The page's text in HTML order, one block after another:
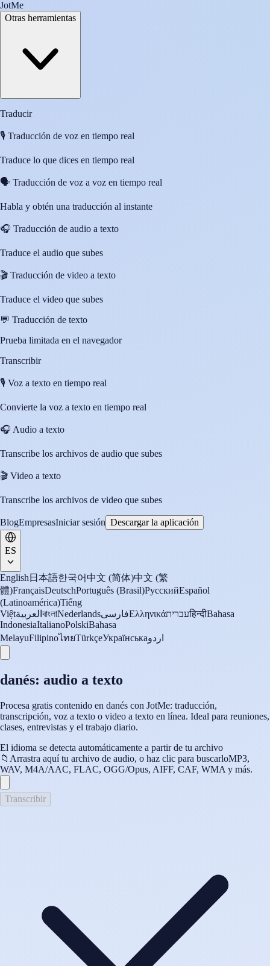
JotMe
Otras herramientas
Traducir
🎙️ Traducción de voz en tiempo real
Traduce lo que dices en tiempo real
🗣️ Traducción de voz a voz en tiempo real
Habla y obtén una traducción al instante
🎧 Traducción de audio a texto
Traduce el audio que subes
🎬 Traducción de video a texto
Traduce el video que subes
💬 Traducción de texto
Prueba limitada en el navegador
Transcribir
🎙️ Voz a texto en tiempo real
Convierte la voz a texto en tiempo real
🎧 Audio a texto
Transcribe los archivos de audio que subes
🎬 Video a texto
Transcribe los archivos de video que subes
BlogEmpresasIniciar sesión Descargar la aplicación
ES
English 日本語한국어中文 (简体)中文 (繁
體)FrançaisDeutschPortuguês (Brasil)РусскийEspañol
(Latinoamérica)Tiếng
Việtالعربية বাংলাNederlandsفارسیΕλληνικάעבריתहिन्दीBahasa
IndonesiaItalianoPolskiBahasa
MelayuFilipinoไทยTürkçeУкраїнськаاردو
danés: audio a texto
Procesa gratis contenido en danés con JotMe: traducción,
transcripción, voz a texto o video a texto en línea. Ideal para reuniones,
clases, entrevistas y el trabajo diario.
El idioma se detecta automáticamente a partir de tu archivo
📁 Arrastra aquí tu archivo de audio, o haz clic para buscarloMP3,
WAV, M4A/AAC, FLAC, OGG/Opus, AIFF, CAF, WMA y más.
Transcribir